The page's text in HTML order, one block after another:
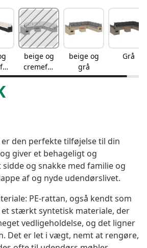
beige og
cremefar
vet
beige og
grå
Grå
den perfekte tilføjelse til din
giver et behageligt og
og snakke med familie og
af og nyde udendørslivet.
PE-rattan, også kendt som
stærkt syntetisk materiale, der
vedligeholdelse, og det ligner
Det er let i vægt, nemt at rengøre,